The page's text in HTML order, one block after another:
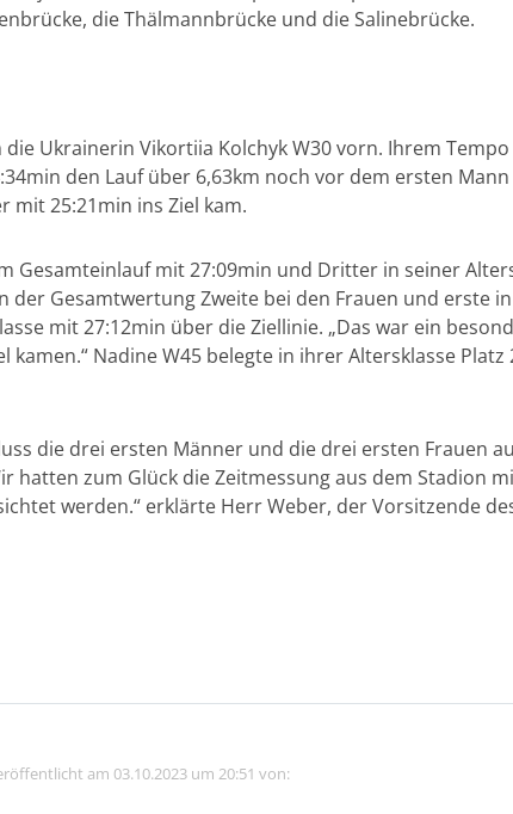
die Thälmannbrücke und die Salinebrücke.
die Ukrainerin Vikortiia Kolchyk W30 vorn. Ihrem
den Lauf über 6,63km noch vor dem ersten Mann
mit 25:21min ins Ziel kam.
Gesamteinlauf mit 27:09min und Dritter in seiner
Gesamtwertung Zweite bei den Frauen und erste
mit 27:12min über die Ziellinie. „Das war ein
kamen.“ Nadine W45 belegte in ihrer Altersklasse
die drei ersten Männer und die drei ersten Frauen
hatten zum Glück die Zeitmessung aus dem Stadion
werden.“ erklärte Herr Weber, der Vorsitzende
am 03.10.2023 um 20:51 von: